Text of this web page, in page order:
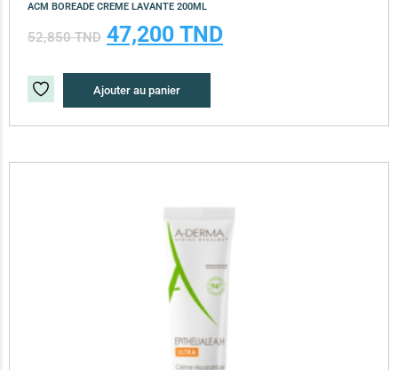
ACM BOREADE CREME LAVANTE 200ML
52,850TND 47,200 TND
Ajouter au panier